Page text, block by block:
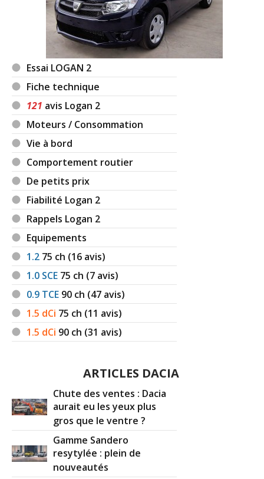
Essai LOGAN 2
Fiche technique
121 avis Logan 2
Moteurs / Consommation
Vie à bord
Comportement routier
De petits prix
Fiabilité Logan 2
Rappels Logan 2
Equipements
1.2 75 ch (16 avis)
1.0 SCE 75 ch (7 avis)
0.9 TCE 90 ch (47 avis)
1.5 dCi 75 ch (11 avis)
1.5 dCi 90 ch (31 avis)
ARTICLES DACIA
Chute des ventes : Dacia
aurait eu les yeux plus
gros que le ventre ?
Gamme Sandero
resytylée : plein de
nouveautés